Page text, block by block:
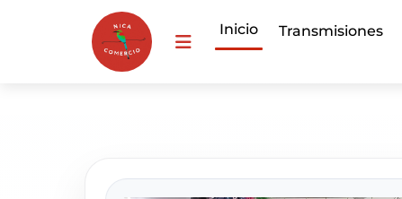
Inicio Transmisiones